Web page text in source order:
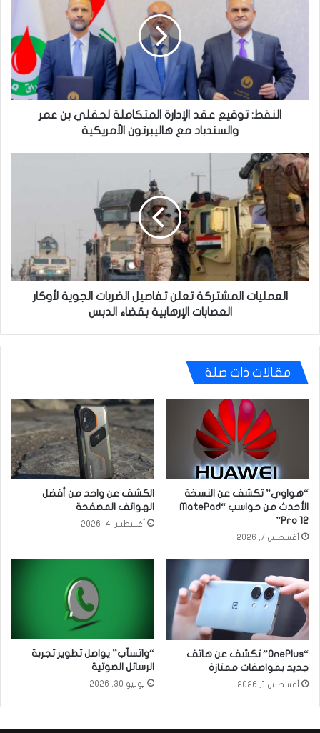
المتكاملة
لحقلي
عمر
والسندباد
النفط: توقيع عقد الإدارة المتكاملة لحقلي بن عمر
والسندباد مع هاليبرتون الأمريكية
العمليات
المشتركة
تعلن
تفاصيل
الضربات
الجوية
لأوكار
العصابات
الإرهابية
بقضاءالعمليات المشتركة تعلن تفاصيل الضربات الجوية لأوكار
العصابات الإرهابية بقضاء الدبس
مقالات ذات صلة
“هواوي” تكشف عن النسخة
الأحدث من حواسب “MatePad
Pro 12”
أغسطس 7, 2026
الكشف عن واحد من أفضل
الهواتف المصفحة
أغسطس 4, 2026
“OnePlus” تكشف عن هاتف
جديد بمواصفات ممتازة
أغسطس 1, 2026
“واتسآب” يواصل تطوير تجربة
الرسائل الصوتية
يوليو 30, 2026